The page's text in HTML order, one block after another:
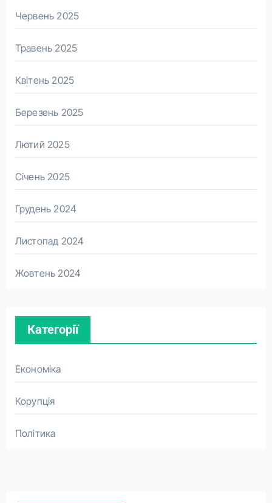
Червень 2025
Травень 2025
Квітень 2025
Березень 2025
Лютий 2025
Січень 2025
Грудень 2024
Листопад 2024
Жовтень 2024
Категорії
Економіка
Корупція
Політика